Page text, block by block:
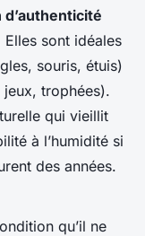
d’authenticité
sont idéales
souris, étuis)
trophées).
qui vieillit
à l’humidité si
des années.
qu’il ne